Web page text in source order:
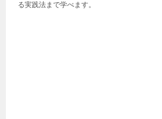
る実践法まで学べます。